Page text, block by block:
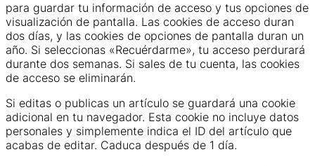
para guardar tu información de acceso y tus opciones de
visualización de pantalla. Las cookies de acceso duran
dos días, y las cookies de opciones de pantalla duran un
año. Si seleccionas «Recuérdarme», tu acceso perdurará
durante dos semanas. Si sales de tu cuenta, las cookies
de acceso se eliminarán.
Si editas o publicas un artículo se guardará una cookie
adicional en tu navegador. Esta cookie no incluye datos
personales y simplemente indica el ID del artículo que
acabas de editar. Caduca después de 1 día.